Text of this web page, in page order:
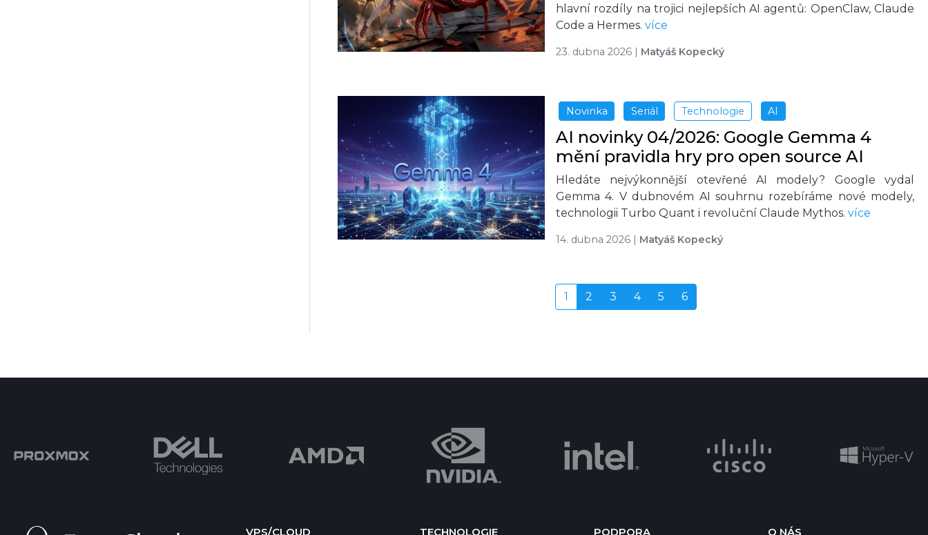
hlavní rozdíly na trojici nejlepších AI agentů: OpenClaw, Claude
Code a Hermes. více
23. dubna 2026 Matyáš Kopecký
Novinka Seriál Technologie AI
AI novinky 04/2026: Google Gemma 4
mění pravidla hry pro open source AI
Hledáte nejvýkonnější otevřené AI modely? Google vydal
Gemma 4. V dubnovém AI souhrnu rozebíráme nové modely,
technologii Turbo Quant i revoluční Claude Mythos. více
14. dubna 2026 Matyáš Kopecký
1 2 3 4 5 6
VPS/CLOUD TECHNOLOGIE PODPORA O NÁS